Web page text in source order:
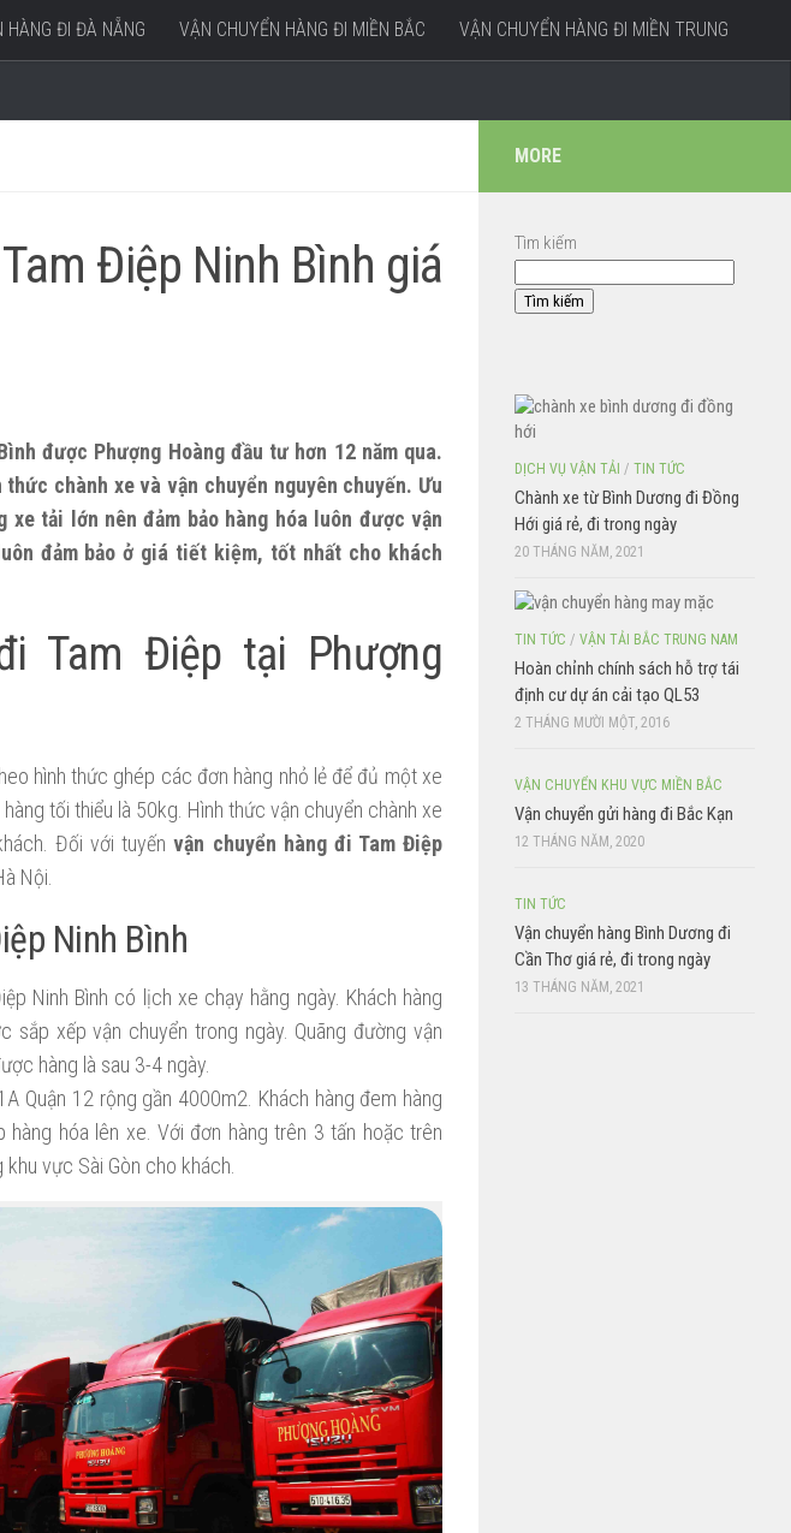
HÀNG ĐI ĐÀ NẴNG VẬN CHUYỂN HÀNG ĐI MIỀN BẮC VẬN CHUYỂN HÀNG ĐI MIỀN TRUNG
Điệp Ninh Bình giá
được Phượng Hoàng đầu tư hơn 12 năm qua.
chành xe và vận chuyển nguyên chuyến. Ưu
tải lớn nên đảm bảo hàng hóa luôn được vận
đảm bảo ở giá tiết kiệm, tốt nhất cho khách
Tam Điệp tại Phượng
hình thức ghép các đơn hàng nhỏ lẻ để đủ một xe
tối thiểu là 50kg. Hình thức vận chuyển chành xe
Đối với tuyếnvận chuyển hàng đi Tam Điệp
Nội.
Ninh Bình
Ninh Bình có lịch xe chạy hằng ngày. Khách hàng
xếp vận chuyển trong ngày. Quãng đường vận
hàng là sau 3-4 ngày.
Quận 12 rộng gần 4000m2. Khách hàng đem hàng
hóa lên xe. Với đơn hàng trên 3 tấn hoặc trên
vực Sài Gòn cho khách.
MORE
Tìm kiếm
Tìm kiếm
DỊCH VỤ VẬN TẢI / TIN TỨC
Chành xe từ Bình Dương đi Đồng
Hới giá rẻ, đi trong ngày
20 THÁNG NĂM, 2021
TIN TỨC / VẬN TẢI BẮC TRUNG NAM
Hoàn chỉnh chính sách hỗ trợ tái
định cư dự án cải tạo QL53
2 THÁNG MƯỜI MỘT, 2016
VẬN CHUYỂN KHU VỰC MIỀN BẮC
Vận chuyển gửi hàng đi Bắc Kạn
12 THÁNG NĂM, 2020
TIN TỨC
Vận chuyển hàng Bình Dương đi
Cần Thơ giá rẻ, đi trong ngày
13 THÁNG NĂM, 2021